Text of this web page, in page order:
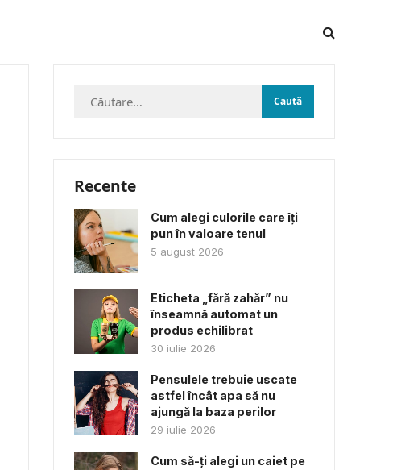
Caută
Recente
Cum alegi culorile care îți
pun în valoare tenul
5 august 2026
Eticheta „fără zahăr” nu
înseamnă automat un
produs echilibrat
30 iulie 2026
Pensulele trebuie uscate
astfel încât apa să nu
ajungă la baza perilor
29 iulie 2026
Cum să-ți alegi un caiet pe